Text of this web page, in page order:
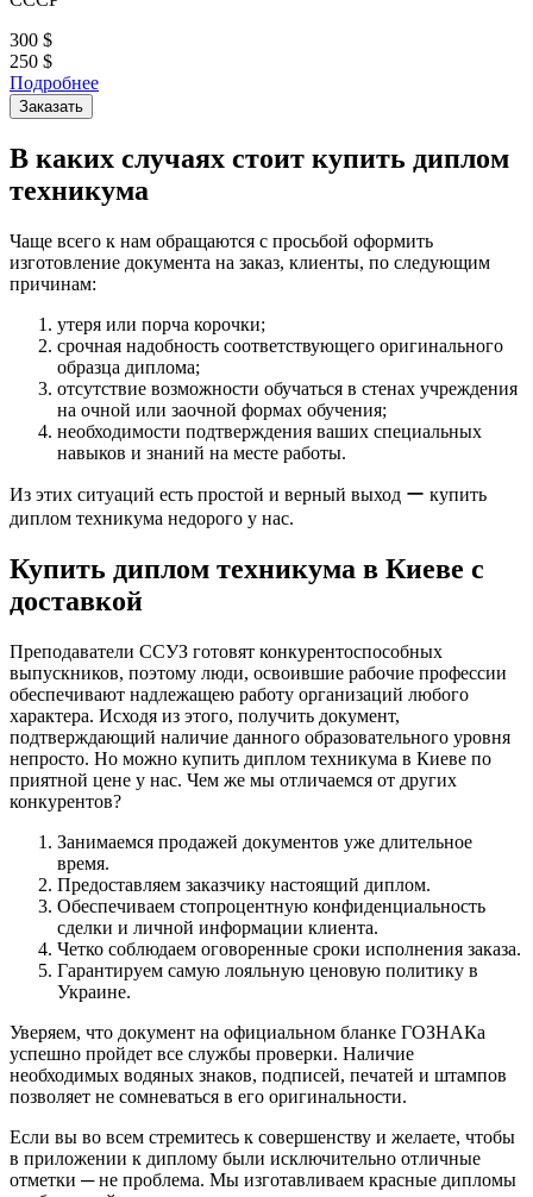
300 $
250 $
Подробнее
Заказать
В каких случаях стоит купить диплом
техникума
Чаще всего к нам обращаются с просьбой оформить
изготовление документа на заказ, клиенты, по следующим
причинам:
утеря или порча корочки;
срочная надобность соответствующего оригинального
образца диплома;
отсутствие возможности обучаться в стенах учреждения
на очной или заочной формах обучения;
необходимости подтверждения ваших специальных
навыков и знаний на месте работы.
Из этих ситуаций есть простой и верный выход ー купить
диплом техникума недорого у нас.
Купить диплом техникума в Киеве с
доставкой
Преподаватели ССУЗ готовят конкурентоспособных
выпускников, поэтому люди, освоившие рабочие профессии
обеспечивают надлежащею работу организаций любого
характера. Исходя из этого, получить документ,
подтверждающий наличие данного образовательного уровня
непросто. Но можно купить диплом техникума в Киеве по
приятной цене у нас. Чем же мы отличаемся от других
конкурентов?
Занимаемся продажей документов уже длительное
время.
Предоставляем заказчику настоящий диплом.
Обеспечиваем стопроцентную конфиденциальность
сделки и личной информации клиента.
Четко соблюдаем оговоренные сроки исполнения заказа.
Гарантируем самую лояльную ценовую политику в
Украине.
Уверяем, что документ на официальном бланке ГОЗНАКа
успешно пройдет все службы проверки. Наличие
необходимых водяных знаков, подписей, печатей и штампов
позволяет не сомневаться в его оригинальности.
Если вы во всем стремитесь к совершенству и желаете, чтобы
в приложении к диплому были исключительно отличные
отметки ─ не проблема. Мы изготавливаем красные дипломы